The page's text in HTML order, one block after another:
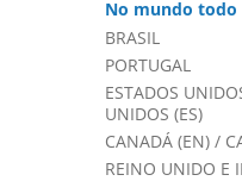
No mundo todo
BRASIL
PORTUGAL
ESTADOS
UNIDOS (ES)
CANADÁ (EN)/
REINO UNIDO E